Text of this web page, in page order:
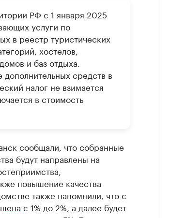
РФ с 1 января 2025
услуги по
в реестр туристических
хостелов,
и баз отдыха.
средств в
налог не взимается
в стоимость
сообщали, что собранные
будут направлены на
повышение качества
также напомнили, что с
с 1% до 2%, а далее будет